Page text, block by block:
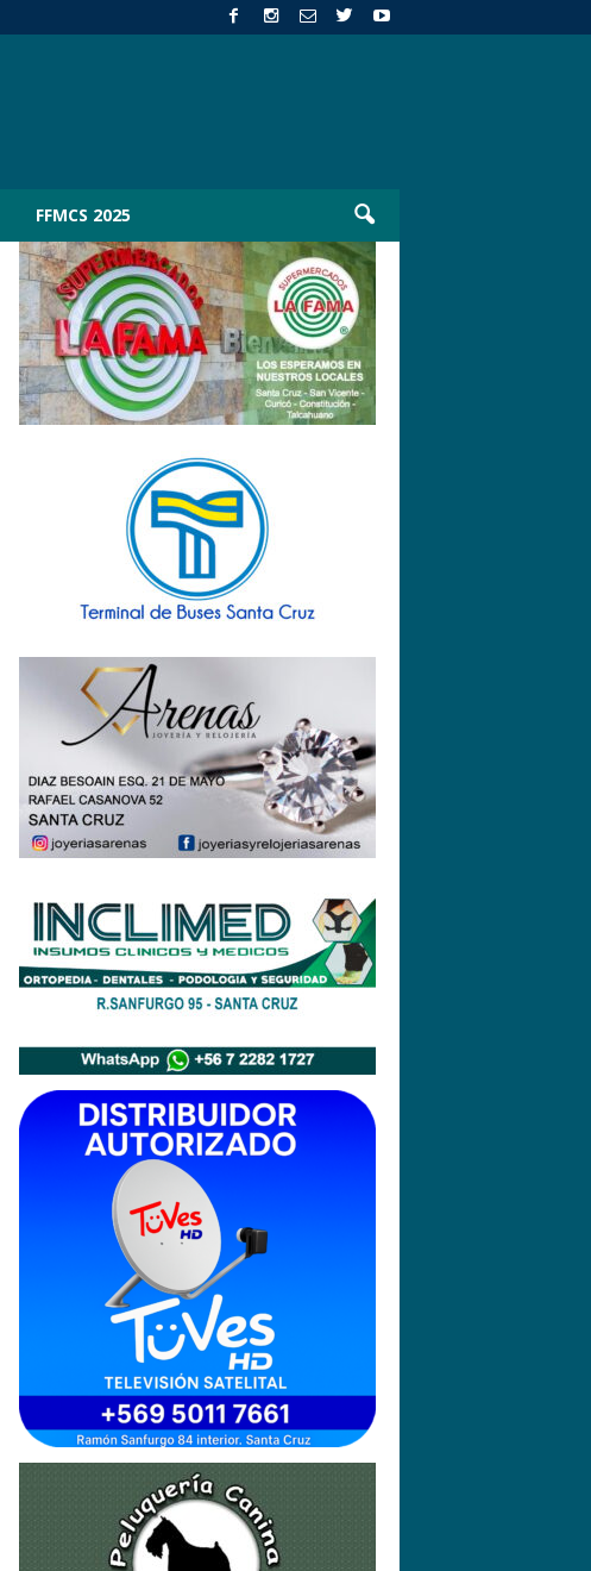
FFMCS 2025